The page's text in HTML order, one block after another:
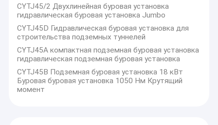
CYTJ45/2 Двухлинейная буровая установка
гидравлическая буровая установка Jumbo
CYTJ45D Гидравлическая буровая установка для
строительства подземных туннелей
CYTJ45A компактная подземная буровая установка
гидравлическая подземная буровая установка
CYTJ45B Подземная буровая установка 18 кВт
Буровая буровая установка 1050 Нм Крутящий
момент